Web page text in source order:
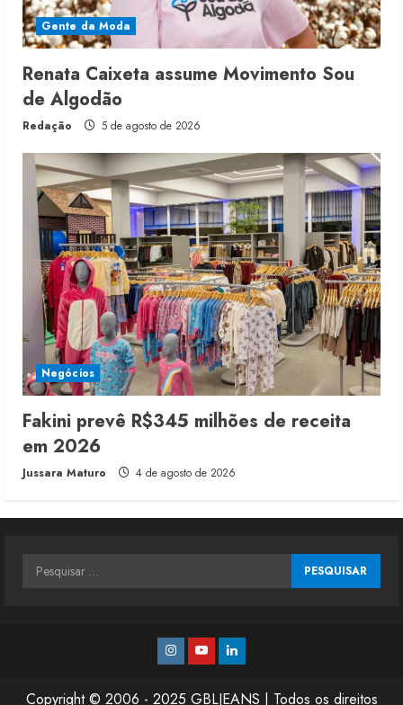
Gente da Moda
Renata Caixeta assume Movimento Sou
de Algodão
Redação 5 de agosto de 2026
Negócios
Fakini prevê R$345 milhões de receita
em 2026
Jussara Maturo 4 de agosto de 2026
Pesquisar
Instagram
YoutubeLinkedin
Copyright © 2006 - 2025 GBLJEANS | Todos os direitos